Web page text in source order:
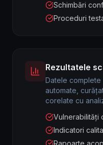
Schimbări
Proceduri
Rezultatele
Datele
automate,
corelate cu
Vulnerabilități
Indicatori
Rapoarte